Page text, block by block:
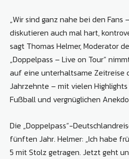
„Wir sind ganz nahe bei den
diskutieren auch mal hart,
sagt Thomas Helmer, Moderator
„Doppelpass – Live on Tour“
auf eine unterhaltsame Zeitreise
Jahrzehnte – mit vielen
Fußball und vergnüglichen
Die „Doppelpass“-
fünften Jahr. Helmer: „Ich habe
5 mit Stolz getragen. Jetzt geht